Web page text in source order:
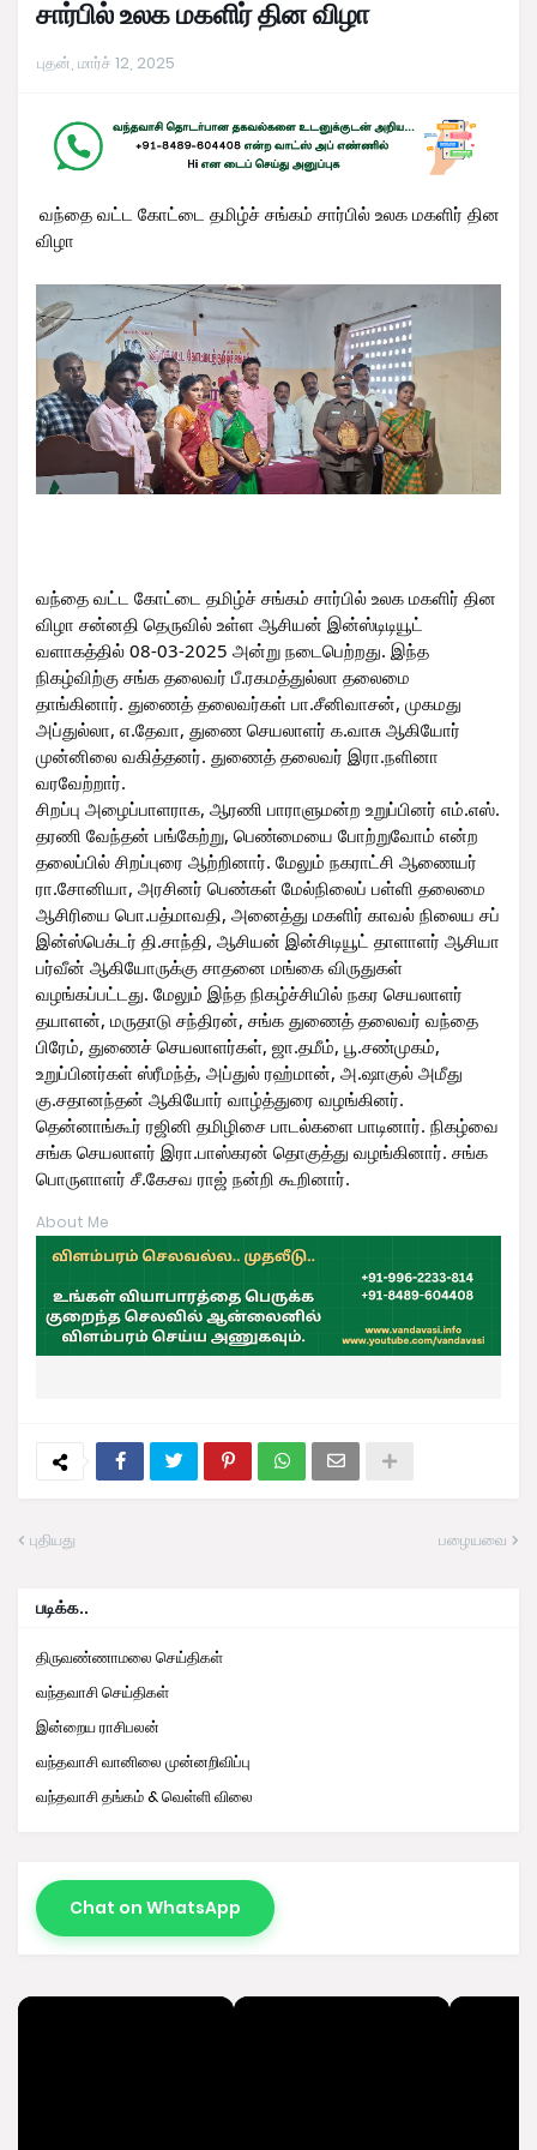
சார்பில் உலக மகளிர் தின விழா
புதன், மார்ச் 12, 2025
வந்தை வட்ட கோட்டை தமிழ்ச் சங்கம் சார்பில் உலக மகளிர் தின
விழா
வந்தை வட்ட கோட்டை தமிழ்ச் சங்கம் சார்பில் உலக மகளிர் தின
விழா சன்னதி தெருவில் உள்ள ஆசியன் இன்ஸ்டிடியூட்
வளாகத்தில் 08-03-2025 அன்று நடைபெற்றது. இந்த
நிகழ்விற்கு சங்க தலைவர் பீ.ரகமத்துல்லா தலைமை
தாங்கினார். துணைத் தலைவர்கள் பா.சீனிவாசன், முகமது
அப்துல்லா, எ.தேவா, துணை செயலாளர் க.வாசு ஆகியோர்
முன்னிலை வகித்தனர். துணைத் தலைவர் இரா.நளினா
வரவேற்றார்.
சிறப்பு அழைப்பாளராக, ஆரணி பாராளுமன்ற உறுப்பினர் எம்.எஸ்.
தரணி வேந்தன் பங்கேற்று, பெண்மையை போற்றுவோம் என்ற
தலைப்பில் சிறப்புரை ஆற்றினார். மேலும் நகராட்சி ஆணையர்
ரா.சோனியா, அரசினர் பெண்கள் மேல்நிலைப் பள்ளி தலைமை
ஆசிரியை பொ.பத்மாவதி, அனைத்து மகளிர் காவல் நிலைய சப்
இன்ஸ்பெக்டர் தி.சாந்தி, ஆசியன் இன்சிடியூட் தாளாளர் ஆசியா
பர்வீன் ஆகியோருக்கு சாதனை மங்கை விருதுகள்
வழங்கப்பட்டது. மேலும் இந்த நிகழ்ச்சியில் நகர செயலாளர்
தயாளன், மருதாடு சந்திரன், சங்க துணைத் தலைவர் வந்தை
பிரேம், துணைச் செயலாளர்கள், ஜா.தமீம், பூ.சண்முகம்,
உறுப்பினர்கள் ஸ்ரீமந்த், அப்துல் ரஹ்மான், அ.ஷாகுல் அமீது
கு.சதானந்தன் ஆகியோர் வாழ்த்துரை வழங்கினர்.
தென்னாங்கூர் ரஜினி தமிழிசை பாடல்களை பாடினார். நிகழ்வை
சங்க செயலாளர் இரா.பாஸ்கரன் தொகுத்து வழங்கினார். சங்க
பொருளாளர் சீ.கேசவ ராஜ் நன்றி கூறினார்.
About Me
புதியது பழையவை
படிக்க..
திருவண்ணாமலை செய்திகள்
வந்தவாசி செய்திகள்
இன்றைய ராசிபலன்
வந்தவாசி வானிலை முன்னறிவிப்பு
வந்தவாசி தங்கம் & வெள்ளி விலை
Chat on WhatsApp